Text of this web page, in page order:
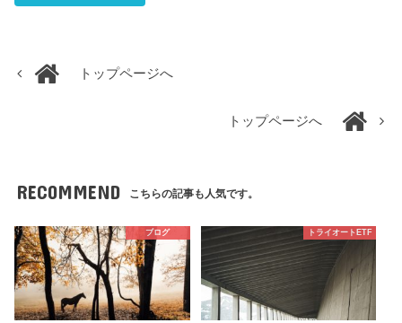
トップページへ
トップページへ
RECOMMEND こちらの記事も人気です。
ブログ トライオートETF